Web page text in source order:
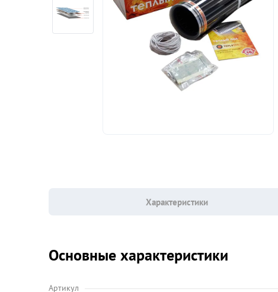
Характеристики
Основные характеристики
Артикул